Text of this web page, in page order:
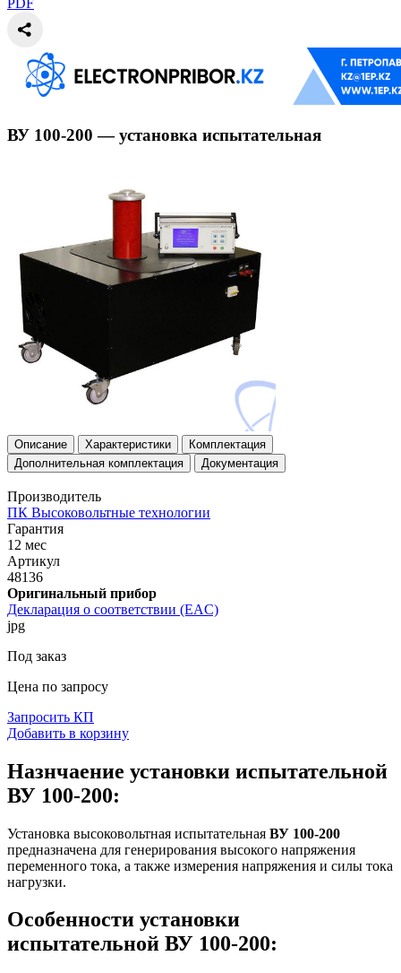
ВУ 100-200 — установка испытательная
Описание Характеристики
Комплектация
Дополнительная комплектация
Документация
Производитель
ПК Высоковольтные технологии
Гарантия
12 мес
Артикул
48136
Оригинальный прибор
Декларация о соответствии (EAC)
jpg
Под заказ
Цена по запросу
Запросить КП
Добавить в корзину
Назнчаение установки испытательной
ВУ 100-200:
Установка высоковольтная испытательная ВУ 100-200
предназначена для генерирования высокого напряжения
переменного тока, а также измерения напряжения и силы тока
нагрузки.
Особенности установки
испытательной ВУ 100-200: